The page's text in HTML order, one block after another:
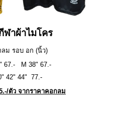
ฬาผ้าไมโคร
ลม รอบ อก (นิ้ว)
67.- M 38" 67.-
42" 44" 77.-
ตัว จากราคาคอกลม